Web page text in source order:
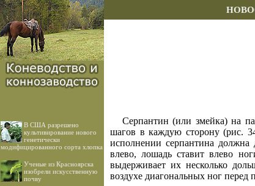
В США разрешено
культивирование нового
генетически
модифицированного сорта хлопка
Ученые из Красноярска
изобрели искусственную
почву
Серпантин (или змейка) на
шагов в каждую сторону (рис.
исполнении серпантина должна
влево, лошадь ставит влево
выдерживает их несколько
воздухе диагональных ног перед